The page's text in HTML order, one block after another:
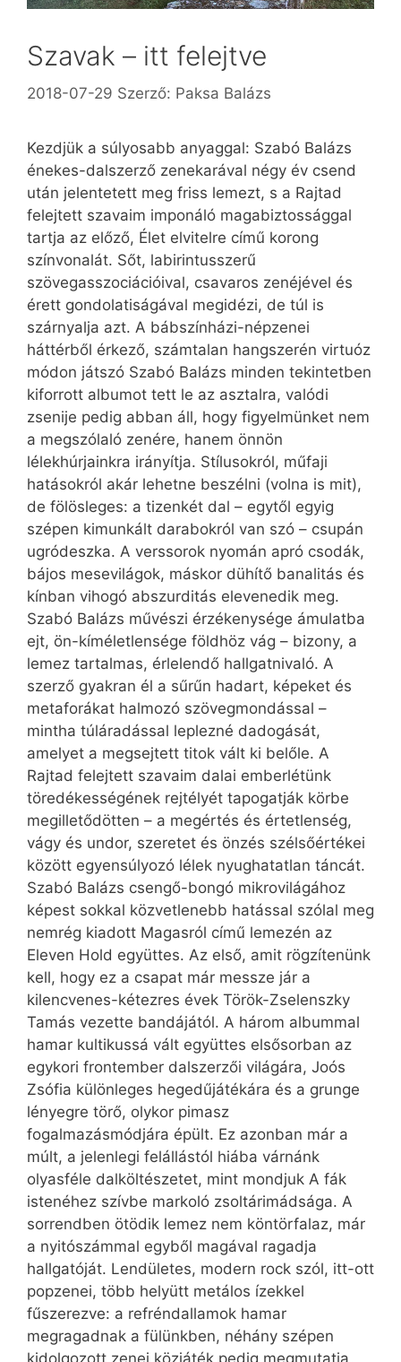
Szavak – itt felejtve
2018-07-29 Szerző: Paksa Balázs
Kezdjük a súlyosabb anyaggal: Szabó Balázs
énekes-dalszerző zenekarával négy év csend
után jelentetett meg friss lemezt, s a Rajtad
felejtett szavaim imponáló magabiztossággal
tartja az előző, Élet elvitelre című korong
színvonalát. Sőt, labirintusszerű
szövegasszociációival, csavaros zenéjével és
érett gondolatiságával megidézi, de túl is
szárnyalja azt. A bábszínházi-népzenei
háttérből érkező, számtalan hangszerén virtuóz
módon játszó Szabó Balázs minden tekintetben
kiforrott albumot tett le az asztalra, valódi
zsenije pedig abban áll, hogy figyelmünket nem
a megszólaló zenére, hanem önnön
lélekhúrjainkra irányítja. Stílusokról, műfaji
hatásokról akár lehetne beszélni (volna is mit),
de fölösleges: a tizenkét dal – egytől egyig
szépen kimunkált darabokról van szó – csupán
ugródeszka. A verssorok nyomán apró csodák,
bájos mesevilágok, máskor dühítő banalitás és
kínban vihogó abszurditás elevenedik meg.
Szabó Balázs művészi érzékenysége ámulatba
ejt, ön-kíméletlensége földhöz vág – bizony, a
lemez tartalmas, érlelendő hallgatnivaló. A
szerző gyakran él a sűrűn hadart, képeket és
metaforákat halmozó szövegmondással –
mintha túláradással leplezné dadogását,
amelyet a megsejtett titok vált ki belőle. A
Rajtad felejtett szavaim dalai emberlétünk
töredékességének rejtélyét tapogatják körbe
megilletődötten – a megértés és értetlenség,
vágy és undor, szeretet és önzés szélsőértékei
között egyensúlyozó lélek nyughatatlan táncát.
Szabó Balázs csengő-bongó mikrovilágához
képest sokkal közvetlenebb hatással szólal meg
nemrég kiadott Magasról című lemezén az
Eleven Hold együttes. Az első, amit rögzítenünk
kell, hogy ez a csapat már messze jár a
kilencvenes-kétezres évek Török-Zselenszky
Tamás vezette bandájától. A három albummal
hamar kultikussá vált együttes elsősorban az
egykori frontember dalszerzői világára, Joós
Zsófia különleges hegedűjátékára és a grunge
lényegre törő, olykor pimasz
fogalmazásmódjára épült. Ez azonban már a
múlt, a jelenlegi felállástól hiába várnánk
olyasféle dalköltészetet, mint mondjuk A fák
istenéhez szívbe markoló zsoltárimádsága. A
sorrendben ötödik lemez nem köntörfalaz, már
a nyitószámmal egyből magával ragadja
hallgatóját. Lendületes, modern rock szól, itt-ott
popzenei, több helyütt metálos ízekkel
fűszerezve: a refréndallamok hamar
megragadnak a fülünkben, néhány szépen
kidolgozott zenei közjáték pedig megmutatja,